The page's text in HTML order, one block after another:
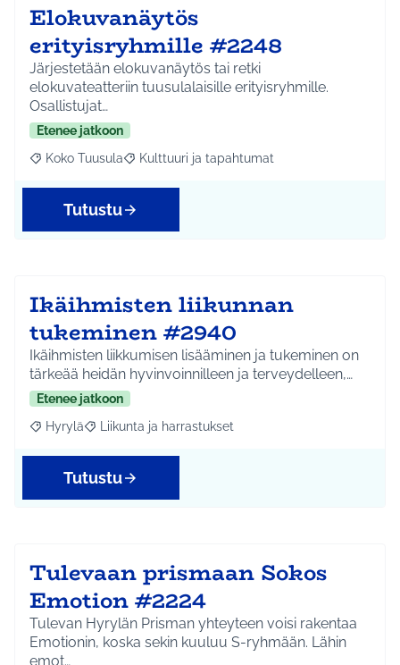
Elokuvanäytös
erityisryhmille #2248
Järjestetään elokuvanäytös tai retki
elokuvateatteriin tuusulalaisille erityisryhmille.
Osallistujat…
Etenee jatkoon
Rajaa tulokset aihepiirin mukaan: Koko Tuusula
Koko Tuusula Rajaa tulokset teeman mukaan: Kulttuuri ja
Kulttuuri ja tapahtumat
Tutustu
Ikäihmisten liikunnan
tukeminen #2940
Ikäihmisten liikkumisen lisääminen ja tukeminen on
tärkeää heidän hyvinvoinnilleen ja terveydelleen,…
Etenee jatkoon
Rajaa tulokset aihepiirin mukaan: Hyrylä
Hyrylä Rajaa tulokset teeman mukaan: Liikunta ja
Liikunta ja harrastukset
Tutustu
Tulevaan prismaan Sokos
Emotion #2224
Tulevan Hyrylän Prisman yhteyteen voisi rakentaa
Emotionin, koska sekin kuuluu S-ryhmään. Lähin
emot…